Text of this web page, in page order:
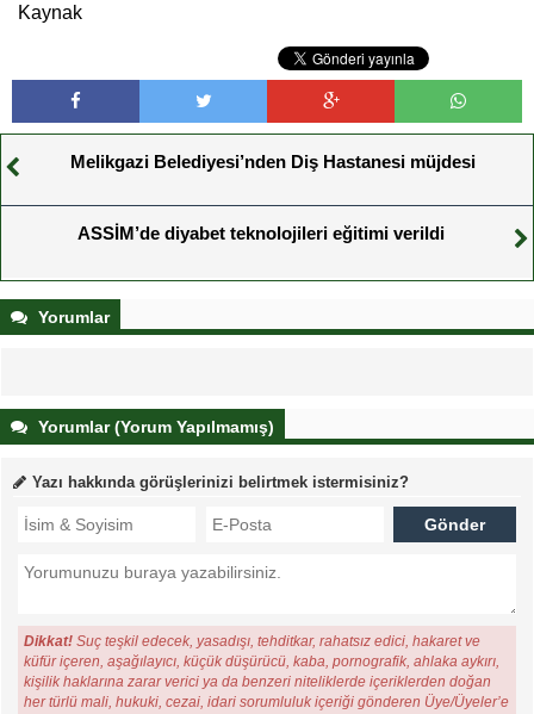
Kaynak
Melikgazi Belediyesi’nden Diş Hastanesi müjdesi
ASSİM’de diyabet teknolojileri eğitimi verildi
Yorumlar
Yorumlar (Yorum Yapılmamış)
Yazı hakkında görüşlerinizi belirtmek istermisiniz?
Dikkat! Suç teşkil edecek, yasadışı, tehditkar, rahatsız edici, hakaret ve
küfür içeren, aşağılayıcı, küçük düşürücü, kaba, pornografik, ahlaka aykırı,
kişilik haklarına zarar verici ya da benzeri niteliklerde içeriklerden doğan
her türlü mali, hukuki, cezai, idari sorumluluk içeriği gönderen Üye/Üyeler’e